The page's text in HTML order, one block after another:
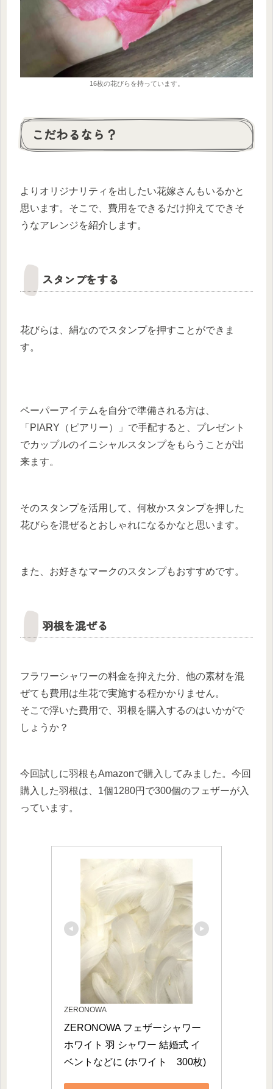
16枚の花びらを持っています。
こだわるなら？
よりオリジナリティを出したい花嫁さんもいるかと
思います。そこで、費用をできるだけ抑えてできそ
うなアレンジを紹介します。
スタンプをする
花びらは、絹なのでスタンプを押すことができま
す。
ペーパーアイテムを自分で準備される方は、
「PIARY（ピアリー）」で手配すると、プレゼント
でカップルのイニシャルスタンプをもらうことが出
来ます。
そのスタンプを活用して、何枚かスタンプを押した
花びらを混ぜるとおしゃれになるかなと思います。
また、お好きなマークのスタンプもおすすめです。
羽根を混ぜる
フラワーシャワーの料金を抑えた分、他の素材を混
ぜても費用は生花で実施する程かかりません。
そこで浮いた費用で、羽根を購入するのはいかがで
しょうか？
今回試しに羽根もAmazonで購入してみました。今回
購入した羽根は、1個1280円で300個のフェザーが入
っています。
ZERONOWA
ZERONOWA フェザーシャワー
ホワイト 羽 シャワー 結婚式 イ
ベントなどに (ホワイト　300枚)